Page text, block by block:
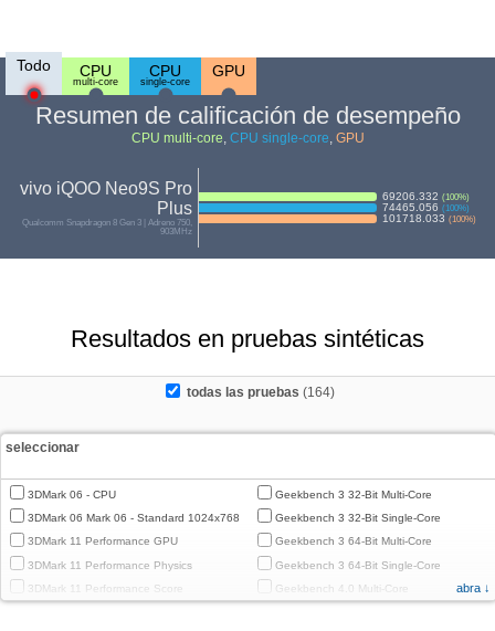
Todo CPU
multi-core
CPU
single-core
GPU
Resumen de calificación de desempeño
CPU multi-core, CPU single-core, GPU
vivo iQOO Neo9S Pro
Plus
Qualcomm Snapdragon 8 Gen 3 | Adreno 750,
903MHz
69206.332 (100%)
74465.056 (100%)
101718.033 (100%)
Resultados en pruebas sintéticas
todas las pruebas (164)
seleccionar
3DMark 06 - CPU
3DMark 06 Mark 06 - Standard 1024x768
3DMark 11 Performance GPU
3DMark 11 Performance Physics
3DMark 11 Performance Score
Geekbench 3 32-Bit Multi-Core
Geekbench 3 32-Bit Single-Core
Geekbench 3 64-Bit Multi-Core
Geekbench 3 64-Bit Single-Core
Geekbench 4.0 Multi-Core
abra ↓